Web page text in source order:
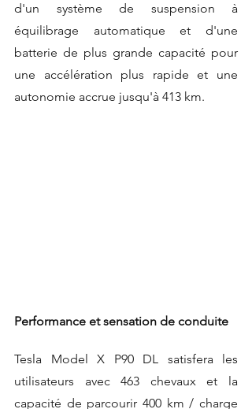
d'un système de suspension à
équilibrage automatique et d'une
batterie de plus grande capacité pour
une accélération plus rapide et une
autonomie accrue jusqu'à 413 km.
Performance et sensation de conduite
Tesla Model X P90 DL satisfera les
utilisateurs avec 463 chevaux et la
capacité de parcourir 400 km / charge